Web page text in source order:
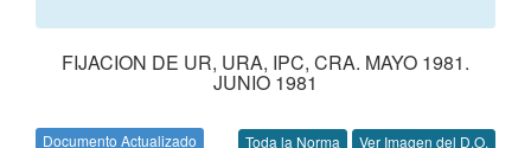
FIJACION DE UR, URA, IPC, CRA. MAYO 1981.
JUNIO 1981
Documento Actualizado Toda la Norma Ver Imagen del D.O.